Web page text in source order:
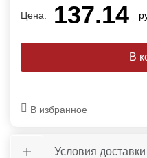
Цена: 137.14
В избранное
Условия доставки